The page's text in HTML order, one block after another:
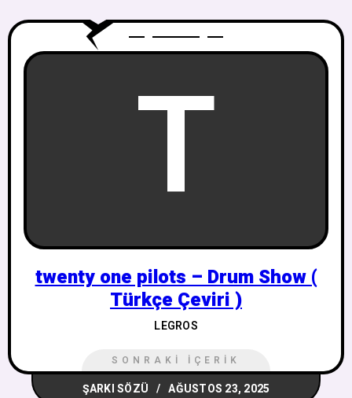
T
twenty one pilots – Drum Show (
Türkçe Çeviri )
LEGROS
SONRAKI İÇERIK
ŞARKI SÖZÜ AĞUSTOS 23, 2025